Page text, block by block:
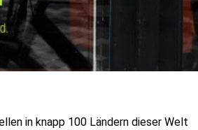
in knapp 100 Ländern dieser Welt